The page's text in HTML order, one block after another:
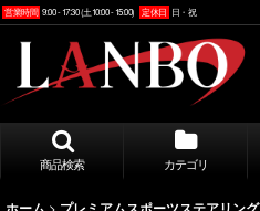
営業時間 9:00 - 17:30 (土10:00 - 15:00) 定休日 日・祝
商品検索 カテゴリ
>